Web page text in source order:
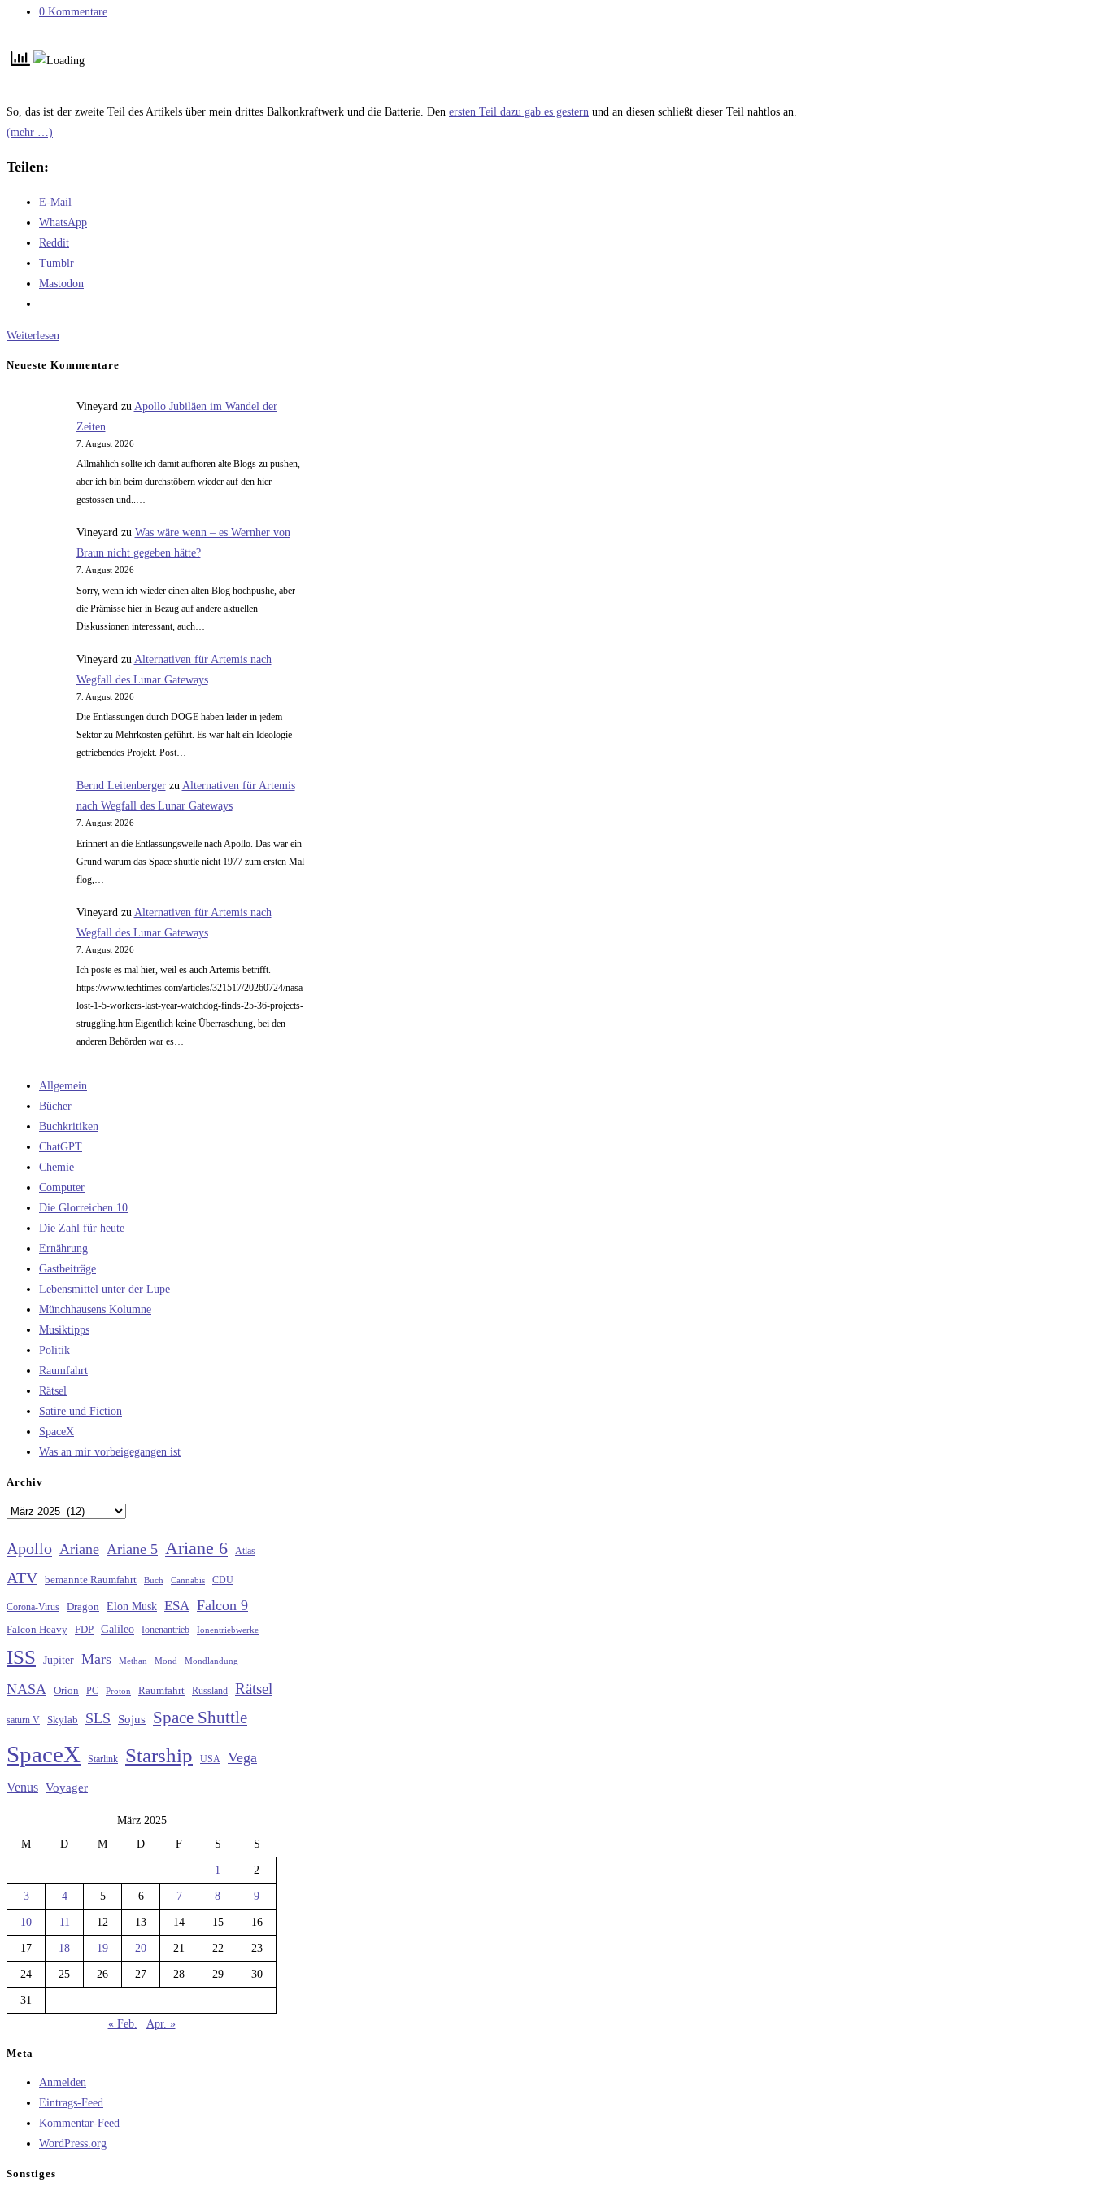
Kategorie:
Beitrags-
0 Kommentare
So, das ist der zweite Teil des Artikels über mein drittes Balkonkraftwerk und die Batterie. Den ersten Teil dazu gab es gestern und an diesen schließt dieser Teil nahtlos an.
(mehr …)
Teilen:
E-Mail
WhatsApp
Reddit
Tumblr
Mastodon
Weiterlesen
Neueste Kommentare
Vineyard zu Apollo Jubiläen im Wandel der
Zeiten
7. August 2026
Allmählich sollte ich damit aufhören alte Blogs zu pushen,
aber ich bin beim durchstöbern wieder auf den hier
gestossen und..…
Vineyardzu Was wäre wenn – es Wernher von
Braun nicht gegeben hätte?
7. August 2026
Sorry, wenn ich wieder einen alten Blog hochpushe, aber
die Prämisse hier in Bezug auf andere aktuellen
Diskussionen interessant, auch…
Vineyard zu Alternativen für Artemis nach
Wegfall des Lunar Gateways
7. August 2026
Die Entlassungen durch DOGE haben leider in jedem
Sektor zu Mehrkosten geführt. Es war halt ein Ideologie
getriebendes Projekt. Post…
Bernd Leitenbergerzu Alternativen für Artemis
nach Wegfall des Lunar Gateways
7. August 2026
Erinnert an die Entlassungswelle nach Apollo. Das war ein
Grund warum das Space shuttle nicht 1977 zum ersten Mal
flog,…
Vineyard zu Alternativen für Artemis nach
Wegfall des Lunar Gateways
7. August 2026
Ich poste es mal hier, weil es auch Artemis betrifft.
https://www.techtimes.com/articles/321517/20260724/nasa-
lost-1-5-workers-last-year-watchdog-finds-25-36-projects-
struggling.htm Eigentlich keine Überraschung, bei den
anderen Behörden war es…
Allgemein
Bücher
Buchkritiken
ChatGPT
Chemie
Computer
Die Glorreichen 10
Die Zahl für heute
Ernährung
Gastbeiträge
Lebensmittel unter der Lupe
Münchhausens Kolumne
Musiktipps
Politik
Raumfahrt
Rätsel
Satire und Fiction
SpaceX
Was an mir vorbeigegangen ist
Archiv
Archiv
Apollo Ariane Ariane 5 Ariane 6 Atlas
ATV bemannte Raumfahrt Buch Cannabis CDU
Corona-Virus Dragon Elon Musk ESA Falcon 9
Falcon Heavy FDP Galileo Ionenantrieb Ionentriebwerke
ISS Jupiter Mars Methan Mond Mondlandung
NASA Orion PC Proton Raumfahrt Russland Rätsel
saturn V Skylab SLS Sojus Space Shuttle
SpaceX Starlink Starship USA Vega
Venus Voyager
März 2025
M
D M D F S S
1 2
3 4 5 6 7 8 9
10 11 12 13 14 15 16
17 18 19 20 21 22 23
24 25 26 27 28 29 30
31
« Feb.
Apr. »
Meta
Anmelden
Eintrags-Feed
Kommentar-Feed
WordPress.org
Sonstiges